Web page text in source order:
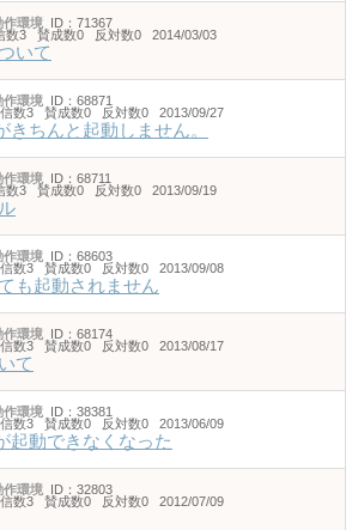
作環境 ID：71367
数3 賛成数0 反対数0 2014/03/03
いて
作環境 ID：68871
数3 賛成数0 反対数0 2013/09/27
きちんと起動しません。
作環境 ID：68711
数3 賛成数0 反対数0 2013/09/19
作環境 ID：68603
数3 賛成数0 反対数0 2013/09/08
も起動されません
作環境 ID：68174
数3 賛成数0 反対数0 2013/08/17
て
作環境 ID：38381
数3 賛成数0 反対数0 2013/06/09
起動できなくなった
作環境 ID：32803
数3 賛成数0 反対数0 2012/07/09